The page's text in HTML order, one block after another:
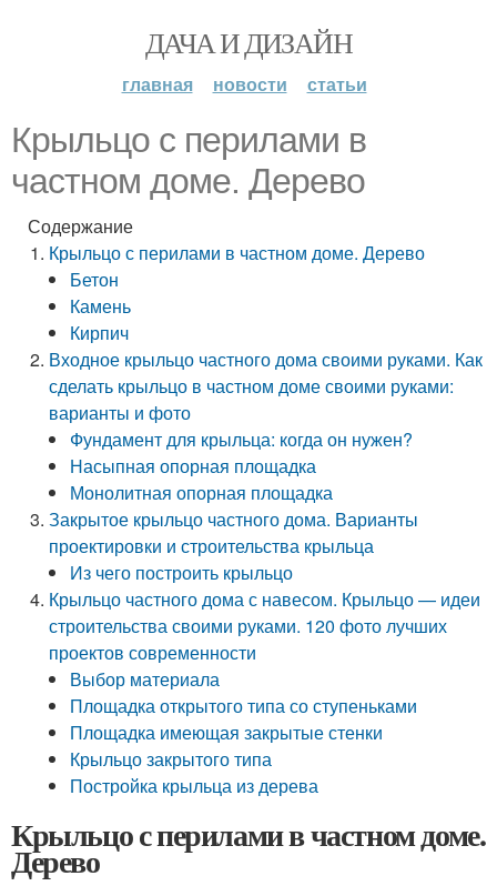
ДАЧА И ДИЗАЙН
главная новости статьи
Крыльцо с перилами в
частном доме. Дерево
Содержание
Крыльцо с перилами в частном доме. Дерево
Бетон
Камень
Кирпич
Входное крыльцо частного дома своими руками. Как
сделать крыльцо в частном доме своими руками:
варианты и фото
Фундамент для крыльца: когда он нужен?
Насыпная опорная площадка
Монолитная опорная площадка
Закрытое крыльцо частного дома. Варианты
проектировки и строительства крыльца
Из чего построить крыльцо
Крыльцо частного дома с навесом. Крыльцо — идеи
строительства своими руками. 120 фото лучших
проектов современности
Выбор материала
Площадка открытого типа со ступеньками
Площадка имеющая закрытые стенки
Крыльцо закрытого типа
Постройка крыльца из дерева
Крыльцо с перилами в частном доме.
Дерево